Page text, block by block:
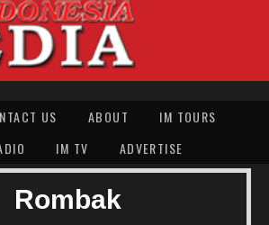
US ABOUT
IM TOURS
IM TV ADVERTISE
Rombak